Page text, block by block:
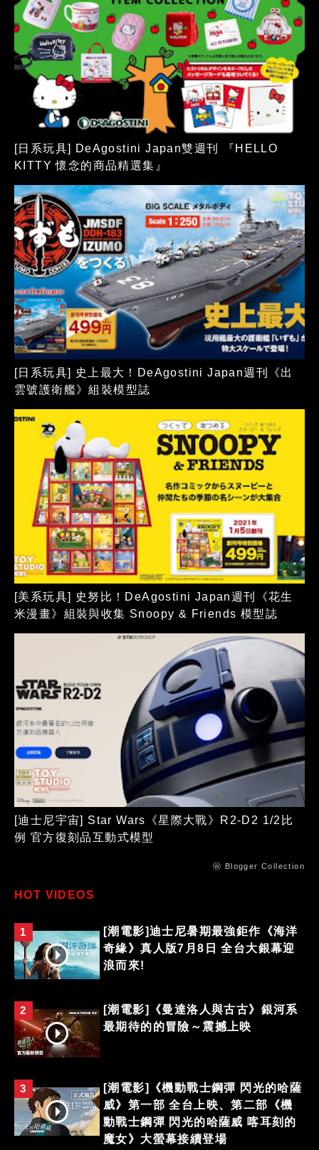
[日系玩具] DeAgostini Japan雙週刊 『HELLO
KITTY 懷念的商品精選集』
[日系玩具] 史上最大！DeAgostini Japan週刊《出
雲號護衛艦》組裝模型誌
[美系玩具] 史努比！DeAgostini Japan週刊《花生
米漫畫》組裝與收集 Snoopy & Friends 模型誌
[迪士尼宇宙] Star Wars《星際大戰》R2-D2 1/2比
例 官方復刻品互動式模型
ⓦ Blogger Collection
HOT VIDEOS
1
[潮電影]迪士尼暑期最強鉅作《海洋
奇緣》真人版7月8日 全台大銀幕迎
浪而來!
2
[潮電影]《曼達洛人與古古》銀河系
最期待的的冒險～震撼上映
3
[潮電影]《機動戰士鋼彈 閃光的哈薩
威》第一部 全台上映、第二部《機
動戰士鋼彈 閃光的哈薩威 喀耳刻的
魔女》大螢幕接續登場